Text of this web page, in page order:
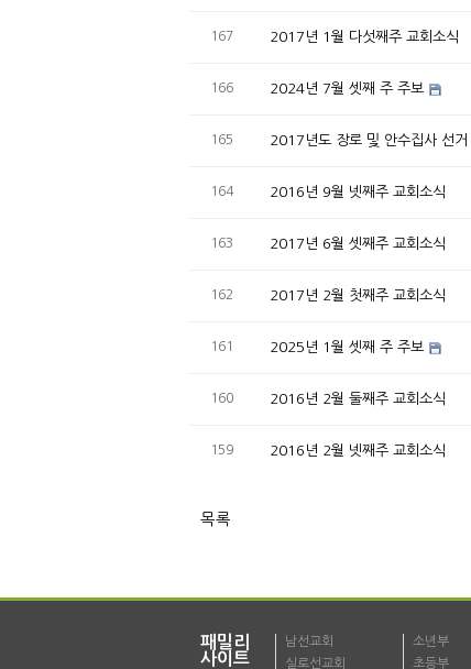
167 2017년 1월 다섯째주 교회소식
166 2024년 7월 셋째 주 주보
165 2017년도 장로 및 안수집사 선
164 2016년 9월 넷째주 교회소식
163 2017년 6월 셋째주 교회소식
162 2017년 2월 첫째주 교회소식
161 2025년 1월 셋째 주 주보
160 2016년 2월 둘째주 교회소식
159 2016년 2월 넷째주 교회소식
목록
패밀리
사이트
남선교회
실로선교회
소년부
초등부